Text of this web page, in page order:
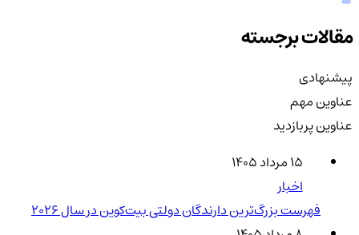
مقالات برجسته
پیشنهادی
عناوین مهم
عناوین پربازدید
۱۵ مرداد ۱۴۰۵
اخبار
فهرست بزرگ‌ترین دارندگان دولتی بیت‌کوین در سال 2026